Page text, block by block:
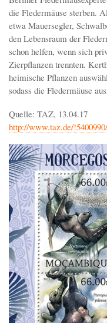
die Fledermäuse sterben.
etwa Mauersegler,
den Lebensraum der
schon helfen, wenn sich
Zierpflanzen trennten.
heimische Pflanzen
sodass die Fledermäuse
Quelle: TAZ, 13.04.17
http://www.taz.de/!5400990/